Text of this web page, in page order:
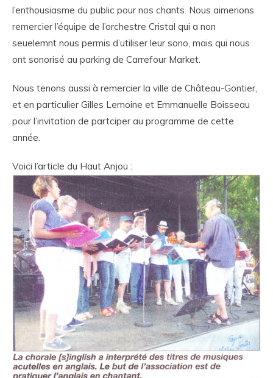
l’enthousiasme du public pour nos chants. Nous aimerions
remercier l’équipe de l’orchestre Cristal qui a non
seuelemnt nous permis d’utiliser leur sono, mais qui nous
ont sonorisé au parking de Carrefour Market.
Nous tenons aussi à remercier la ville de Château-Gontier,
et en particulier Gilles Lemoine et Emmanuelle Boisseau
pour l’invitation de partciper au programme de cette
année.
Voici l’article du Haut Anjou :